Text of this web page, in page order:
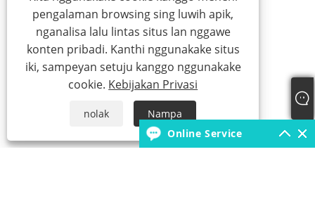
pengalaman browsing sing luwih apik,
nganalisa lalu lintas situs lan nggawe
konten pribadi. Kanthi nggunakake situs
iki, sampeyan setuju kanggo nggunakake
cookie. Kebijakan Privasi
nolak
Nampa
Online Service